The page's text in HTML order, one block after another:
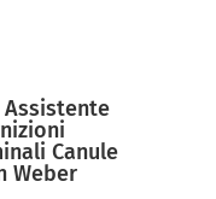
Assistente
Canule
Weber